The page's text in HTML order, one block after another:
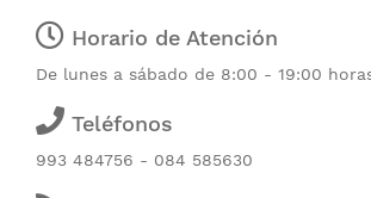
Horario de Atención
De lunes a sábado de 8:00 - 19:00
Teléfonos
993 484756 - 084 585630